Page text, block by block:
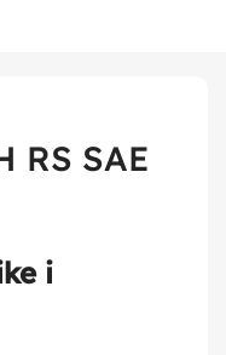
RS SAE
i